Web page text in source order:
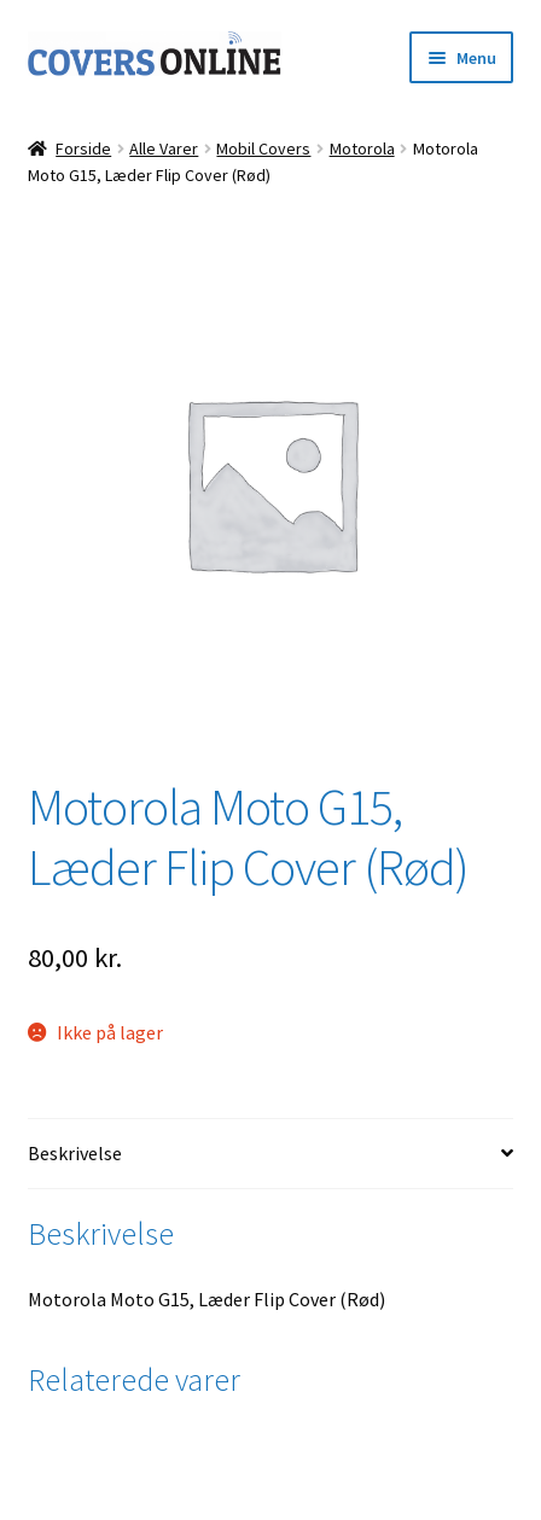
Spring
til
Spring
til
Menu
Shop
Forside Alle Varer Mobil Covers Motorola
Motorola
Moto G15, Læder Flip Cover (Rød)
Motorola Moto G15,
Læder Flip Cover (Rød)
80,00 kr.
Ikke på lager
Beskrivelse
Beskrivelse
Motorola Moto G15, Læder Flip Cover (Rød)
Relaterede varer